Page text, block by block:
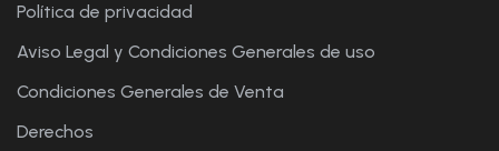
Política de privacidad
Aviso Legal y Condiciones Generales de uso
Condiciones Generales de Venta
Derechos